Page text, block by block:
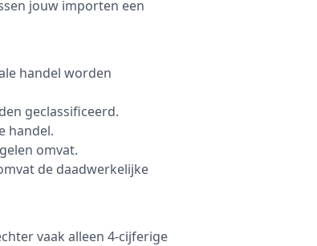
jouw importen een
handel worden
geclassificeerd.
handel.
omvat.
de daadwerkelijke
vaak alleen 4-cijferige